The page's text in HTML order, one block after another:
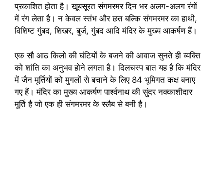
प्रकाशित होता है। खूबसूरत संगमरमर दिन भर अलग-अलग रंगों
में रंग लेता है। न केवल स्तंभ और छत बल्कि संगमरमर का हाथी,
विशिष्ट गुंबद, शिखर, बुर्ज, गुंबद आदि मंदिर के मुख्य आकर्षण हैं।
एक सौ आठ किलो की घंटियों के बजने की आवाज सुनते ही व्यक्ति
को शांति का अनुभव होने लगता है। दिलचस्प बात यह है कि मंदिर
में जैन मूर्तियों को मुगलों से बचाने के लिए 84 भूमिगत कक्ष बनाए
गए हैं। मंदिर का मुख्य आकर्षण पार्श्वनाथ की सुंदर नक्काशीदार
मूर्ति है जो एक ही संगमरमर के स्लैब से बनी है।